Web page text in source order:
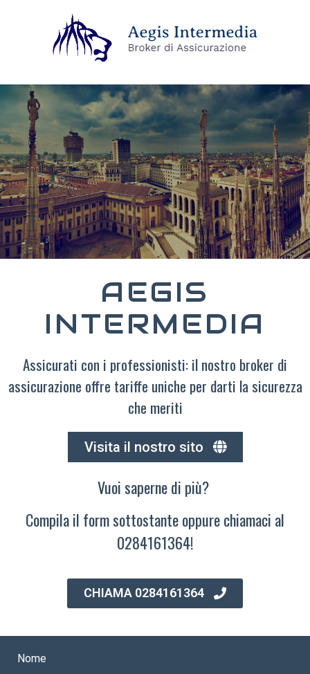
AEGIS
INTERMEDIA
Assicurati con i professionisti: il nostro broker di
assicurazione offre tariffe uniche per darti la sicurezza
che meriti
Visita il nostro sito
Vuoi saperne di più?
Compila il form sottostante oppure chiamaci al
0284161364!
CHIAMA 0284161364
Nome